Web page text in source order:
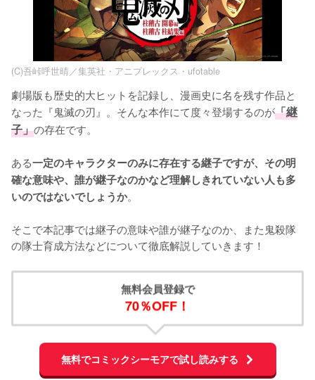
(C)吾峠呼世晴／集英社・アニプレックス・ufotable
劇場版も歴史的大ヒットを記録し、漫画史に名を残す作品と
なった『鬼滅の刃』。そんな本作にて度々登場するのが「継
子」の存在です。
ある一定のキャラクターのみに存在する継子ですが、その明
確な意味や、誰が継子なのかなど理解しきれていない人も多
いのではないでしょうか。
そこで本記事では継子の意味や誰が継子なのか、また鬼殺隊
の隊士育成方法などについて徹底解説していきます！
無料会員登録で
70％OFF！
無料でコミックシーモアで試し読みする